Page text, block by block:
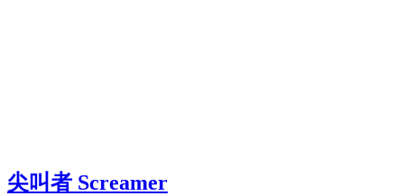
尖叫者 Screamer